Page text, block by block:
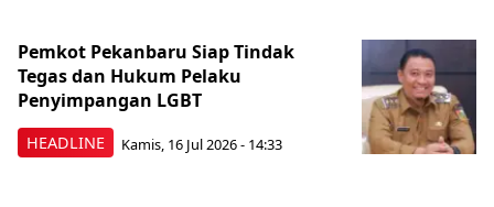
HEADLINE
Pemkot Pekanbaru Siap Tindak
Tegas dan Hukum Pelaku
Penyimpangan LGBT
Kamis, 16 Jul 2026 - 14:33